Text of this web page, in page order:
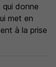
donne
met en
à la prise